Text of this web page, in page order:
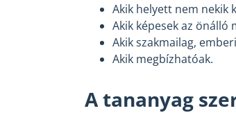
Akik helyett nem nekik
Akik képesek az önálló
Akik szakmailag,
Akik megbízhatóak.
A tananyag